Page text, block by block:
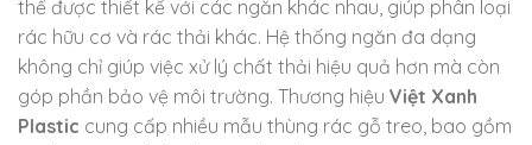
thể được thiết kế với các ngăn khác nhau, giúp phân loại
rác hữu cơ và rác thải khác. Hệ thống ngăn đa dạng
không chỉ giúp việc xử lý chất thải hiệu quả hơn mà còn
góp phần bảo vệ môi trường. Thương hiệu Việt Xanh
Plastic cung cấp nhiều mẫu thùng rác gỗ treo, bao gồm